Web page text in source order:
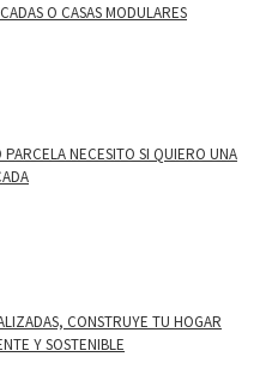
O CASAS MODULARES
NECESITO SI QUIERO UNA
CONSTRUYE TU HOGAR
Y SOSTENIBLE